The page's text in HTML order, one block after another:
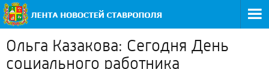
Ольга Казакова: Сегодня День
социального работника